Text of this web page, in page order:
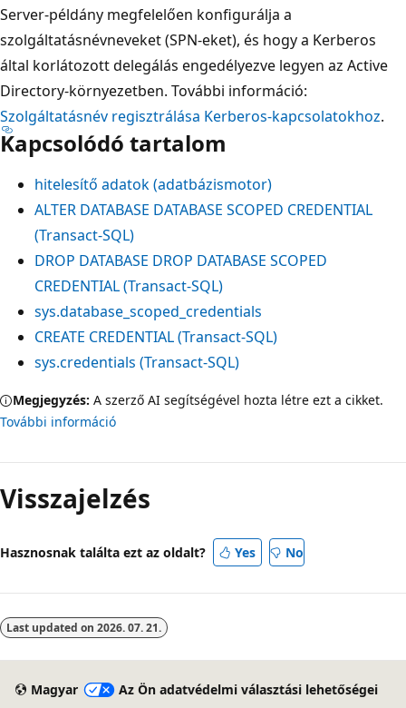
Server-példány megfelelően konfigurálja a
szolgáltatásnévneveket (SPN-eket), és hogy a Kerberos
által korlátozott delegálás engedélyezve legyen az Active
Directory-környezetben. További információ:
Szolgáltatásnév regisztrálása Kerberos-kapcsolatokhoz.
Kapcsolódó tartalom
hitelesítő adatok (adatbázismotor)
ALTER DATABASE DATABASE SCOPED CREDENTIAL
(Transact-SQL)
DROP DATABASE DROP DATABASE SCOPED
CREDENTIAL (Transact-SQL)
sys.database_scoped_credentials
CREATE CREDENTIAL (Transact-SQL)
sys.credentials (Transact-SQL)
Megjegyzés: A szerző AI segítségével hozta létre ezt a cikket.
További információ
Visszajelzés
Hasznosnak találta ezt az oldalt? Yes No
Last updated on 2026. 07. 21.
Magyar
Az Ön adatvédelmi választási lehetőségei